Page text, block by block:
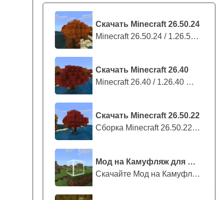
Скачать Minecraft 26.50.24
Minecraft 26.50.24 / 1.26.50.24 предс...
Скачать Minecraft 26.40
Minecraft 26.40 / 1.26.40 — стабильны...
Скачать Minecraft 26.50.22
Сборка Minecraft 26.50.22 / 1.26.50.2...
Мод на Камуфляж для Майнкрафт ПЕ
Скачайте Мод на Камуфляж на Майнкрафт...